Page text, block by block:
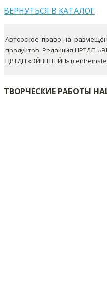
ВЕРНУТЬСЯ В КАТАЛОГ
Авторское право на
продуктов. Редакция ЦРТДП
ЦРТДП «ЭЙНШТЕЙН»
ТВОРЧЕСКИЕ РАБОТЫ